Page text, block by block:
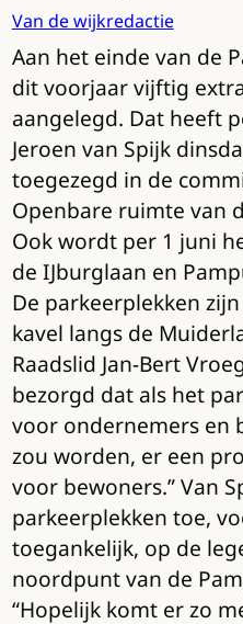
Van de wijkredactie
Aan het einde van de
dit voorjaar vijftig
aangelegd. Dat heeft
Jeroen van Spijk
toegezegd in de
Openbare ruimte van
Ook wordt per 1 juni
de IJburglaan en
De parkeerplekken
kavel langs de
Raadslid Jan-Bert
bezorgd dat als het
voor ondernemers en
zou worden, er een
voor bewoners.” Van
parkeerplekken toe,
toegankelijk, op de
noordpunt van de
“Hopelijk komt er zo